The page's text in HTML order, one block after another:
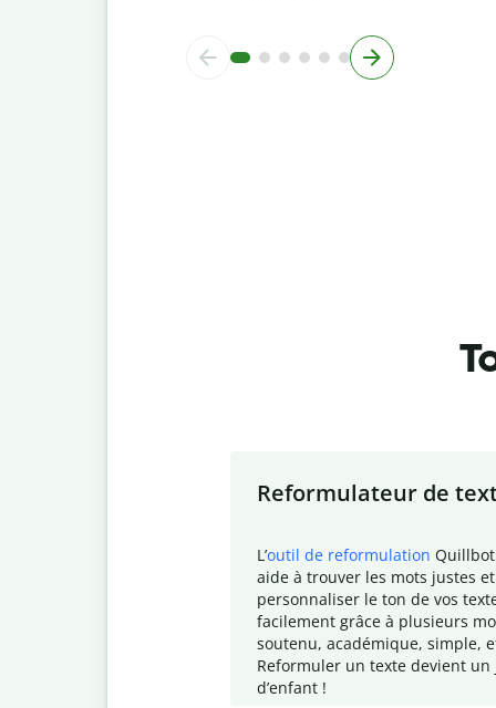
Reformulateur de
L ’outil de reformulation
aide à trouver les mots justes
personnaliser le ton de vos
facilement grâce à plusieurs
soutenu, académique, simple,
Reformuler un texte devient un
d’enfant !